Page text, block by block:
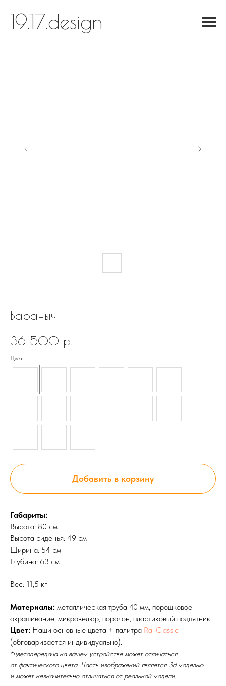
19.17.design
Бараныч
36 500 р.
Цвет
Добавить в корзину
Габариты:
Высота: 80 см
Высота сиденья: 49 см
Ширина: 54 см
Глубина: 63 см
Вес: 11,5 кг
Материалы: металлическая труба 40 мм, порошковое
окрашивание, микровелюр, поролон, пластиковый подпятник.
Цвет: Наши основные цвета + палитра Ral Classic
(обговаривается индивидуально).
*цветопередача на вашем устройстве может отличаться
от фактического цвета. Часть изображений является 3d моделью
и может незначительно отличаться от реальной модели.